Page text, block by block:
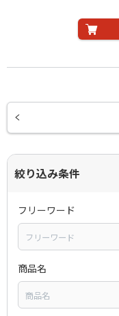
絞り込み条件
フリーワード
商品名